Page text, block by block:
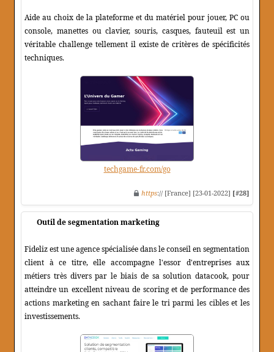
Aide au choix de la plateforme et du matériel pour jouer, PC ou
console, manettes ou clavier, souris, casques, fauteuil est un
véritable challenge tellement il existe de critères de spécificités
techniques.
techgame-fr.com/go
https:// [France] [23-01-2022] [#28]
Outil de segmentation marketing
Fideliz est une agence spécialisée dans le conseil en segmentation
client à ce titre, elle accompagne l'essor d'entreprises aux
métiers très divers par le biais de sa solution datacook, pour
atteindre un excellent niveau de scoring et de performance des
actions marketing en sachant faire le tri parmi les cibles et les
investissements.